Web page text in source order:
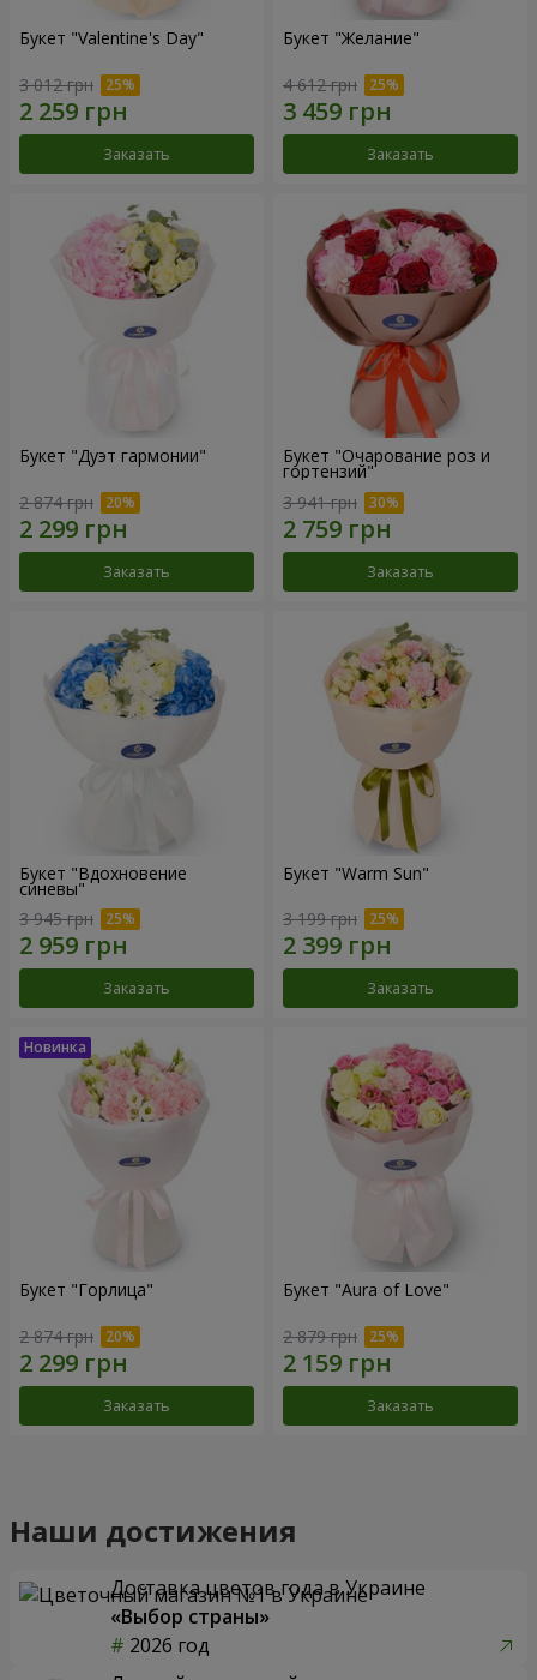
Букет "Valentine's Day"
3 012 грн
Заказать
Букет "Желание"
4 612 грн
Заказать
Букет "Дуэт гармонии"
2 874 грн
Заказать
Букет "Очарование роз и
гортензий"
3 941 грн
Заказать
Букет "Вдохновение
синевы"
3 945 грн
Заказать
Букет "Warm Sun"
3 199 грн
Заказать
Букет "Горлица"
2 874 грн
Заказать
Букет "Aura of Love"
2 879 грн
Заказать
Наши достижения
Доставка цветов года в Украине
«Выбор страны»
2026 год